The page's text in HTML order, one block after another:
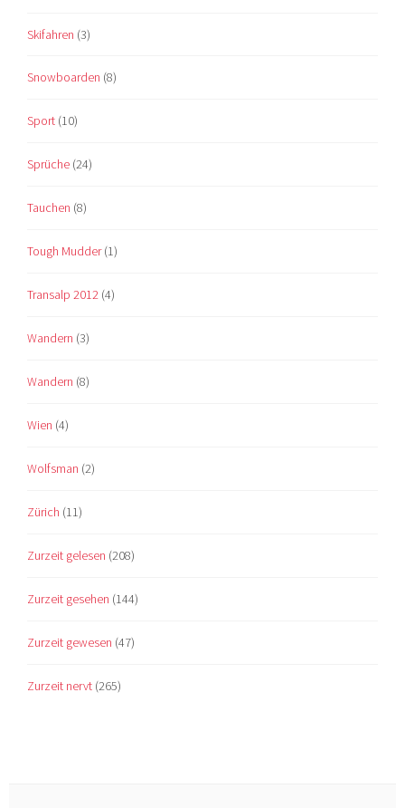
Skifahren (3)
Snowboarden (8)
Sport (10)
Sprüche (24)
Tauchen (8)
Tough Mudder(1)
Transalp 2012 (4)
Wandern (3)
Wandern (8)
Wien (4)
Wolfsman (2)
Zürich (11)
Zurzeit gelesen (208)
Zurzeit gesehen (144)
Zurzeit gewesen (47)
Zurzeit nervt (265)